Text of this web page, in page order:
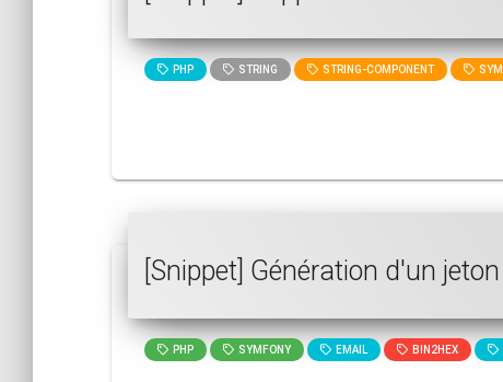
PHP STRING STRING-COMPONENT
[Snippet] Génération d'un
PHP SYMFONY EMAIL BIN2HEX